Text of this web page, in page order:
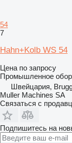
54
7
Hahn+Kolb WS 54
Цена по запросу
Промышленное
Швейцария,
Muller Machines SA
Связаться с
Подпишитесь на